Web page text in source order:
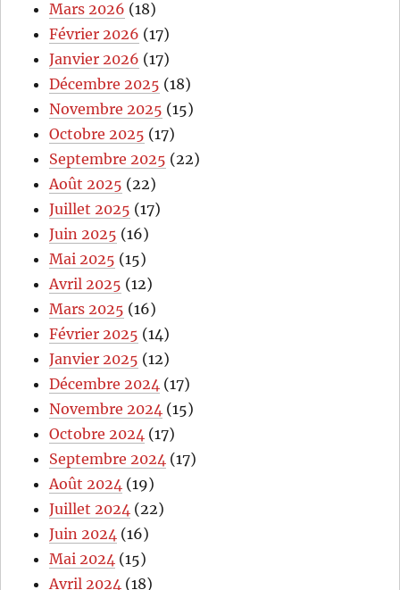
Mars 2026 (18)
Février 2026 (17)
Janvier 2026 (17)
Décembre 2025 (18)
Novembre 2025 (15)
Octobre 2025 (17)
Septembre 2025 (22)
Août 2025 (22)
Juillet 2025 (17)
Juin 2025 (16)
Mai 2025 (15)
Avril 2025 (12)
Mars 2025 (16)
Février 2025 (14)
Janvier 2025 (12)
Décembre 2024 (17)
Novembre 2024 (15)
Octobre 2024 (17)
Septembre 2024 (17)
Août 2024 (19)
Juillet 2024 (22)
Juin 2024 (16)
Mai 2024 (15)
Avril 2024 (18)